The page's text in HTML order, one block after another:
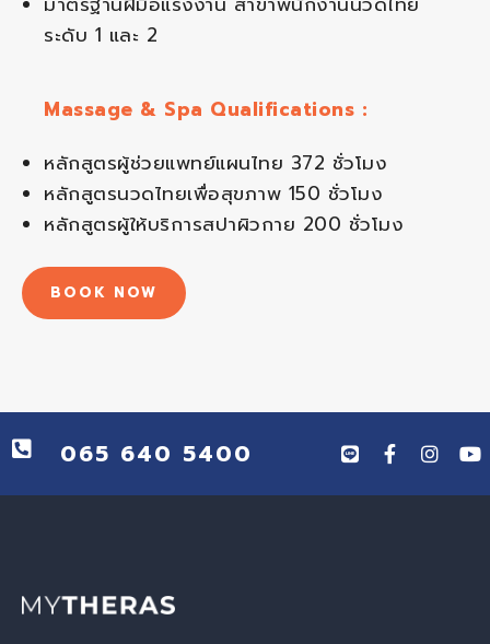
ระดับ 1 และ 2
Massage & Spa Qualifications :
หลักสูตรผู้ช่วยแพทย์แผนไทย 372 ชั่วโมง
หลักสูตรนวดไทยเพื่อสุขภาพ 150 ชั่วโมง
หลักสูตรผู้ให้บริการสปาผิวกาย 200 ชั่วโมง
BOOK NOW
065 640 5400